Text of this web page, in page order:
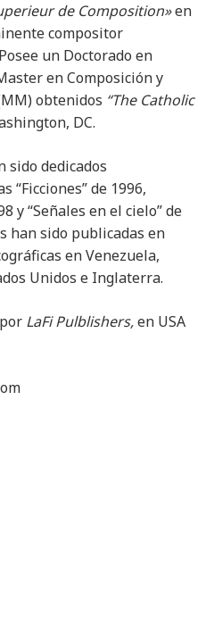
de Composition»en
compositor
un Doctorado en
en Composición y
obtenidos “The Catholic
DC.
sido dedicados
“Ficciones” de 1996,
y “Señales en el cielo” de
han sido publicadas en
en Venezuela,
Unidos e Inglaterra.
LaFi Pulblishers,en USA